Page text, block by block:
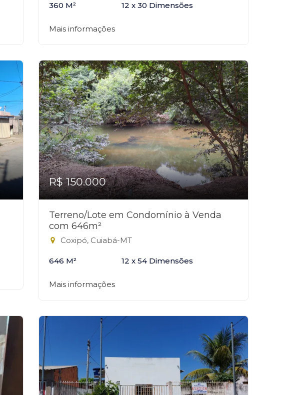
360 M² 12 x 30 Dimensões
Mais informações
R$ 150.000
Terreno/Lote em Condomínio à Venda
com 646m²
Coxipó, Cuiabá-MT
646 M² 12 x 54 Dimensões
Mais informações